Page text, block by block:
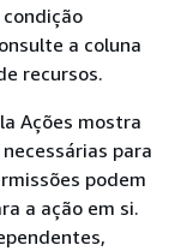
a coluna
recursos.
Ações mostra
para
podem
a ação em si.